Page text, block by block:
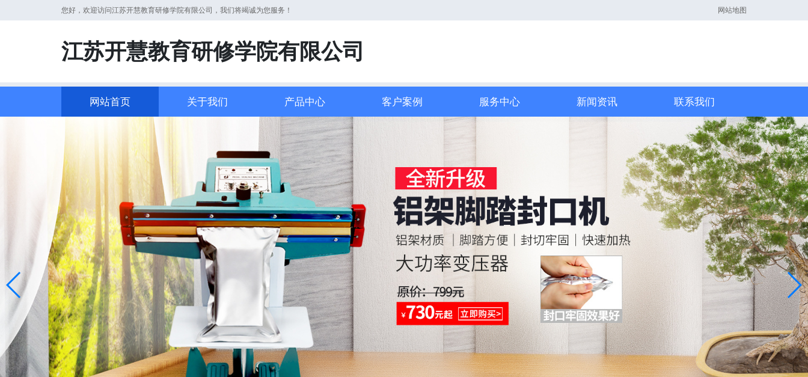
您好，欢迎访问江苏开慧教育研修学院有限公司，我们将竭诚为您服务！ 网站地图
江苏开慧教育研修学院有限公司
网站首页 关于我们 产品中心 客户案例 服务中心 新闻资讯 联系我们